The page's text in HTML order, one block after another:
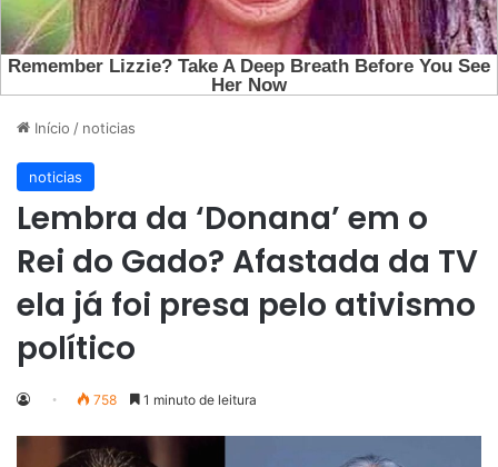
Início / noticias
noticias
Lembra da ‘Donana’ em o
Rei do Gado? Afastada da TV
ela já foi presa pelo ativismo
político
758 1 minuto de leitura